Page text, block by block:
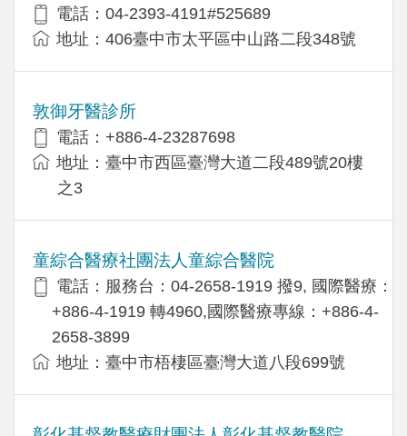
電話：04-2393-4191#525689
地址：406臺中市太平區中山路二段348號
敦御牙醫診所
電話：+886-4-23287698
地址：臺中市西區臺灣大道二段489號20樓
之3
童綜合醫療社團法人童綜合醫院
電話：服務台：04-2658-1919 撥9, 國際醫療：
+886-4-1919 轉4960,國際醫療專線：+886-4-
2658-3899
地址：臺中市梧棲區臺灣大道八段699號